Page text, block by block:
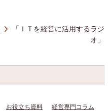
「ＩＴを経営に活用するラジ
オ」
お役立ち資料
経営専門コラム